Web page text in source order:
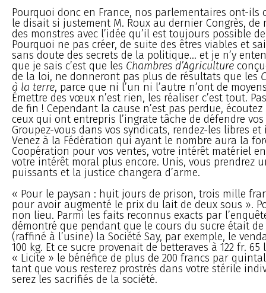
Pourquoi donc en France, nos parlementaires ont-ils
le disait si justement M. Roux au dernier Congrès, de
des monstres avec l’idée qu’il est toujours possible
Pourquoi ne pas créer, de suite des êtres viables et
sans doute des secrets de la politique... et je n’y
que je sais c’est que les Chambres d’Agriculture
de la loi, ne donneront pas plus de résultats que les
à la terre, parce que ni l’un ni l’autre n’ont de
Émettre des vœux n’est rien, les réaliser c’est tout.
de fin ! Cependant la cause n’est pas perdue,
ceux qui ont entrepris l’ingrate tâche de défendre
Groupez-vous dans vos syndicats, rendez-les libres
Venez à la Fédération qui ayant le nombre aura la
Coopération pour vos ventes, votre intérêt matériel
votre intérêt moral plus encore. Unis, vous prendrez
puissants et la justice changera d’arme.
« Pour le paysan : huit jours de prison, trois mille
pour avoir augmenté le prix du lait de deux sous ».
non lieu. Parmi les faits reconnus exacts par
démontré que pendant que le cours du sucre était de
(raffiné à l’usine) la Société Say, par exemple, le
100 kg. Et ce sucre provenait de betteraves à 122 fr.
« Licite » le bénéfice de plus de 200 francs par
tant que vous resterez prostrés dans votre stérile
serez les sacrifiés de la société.